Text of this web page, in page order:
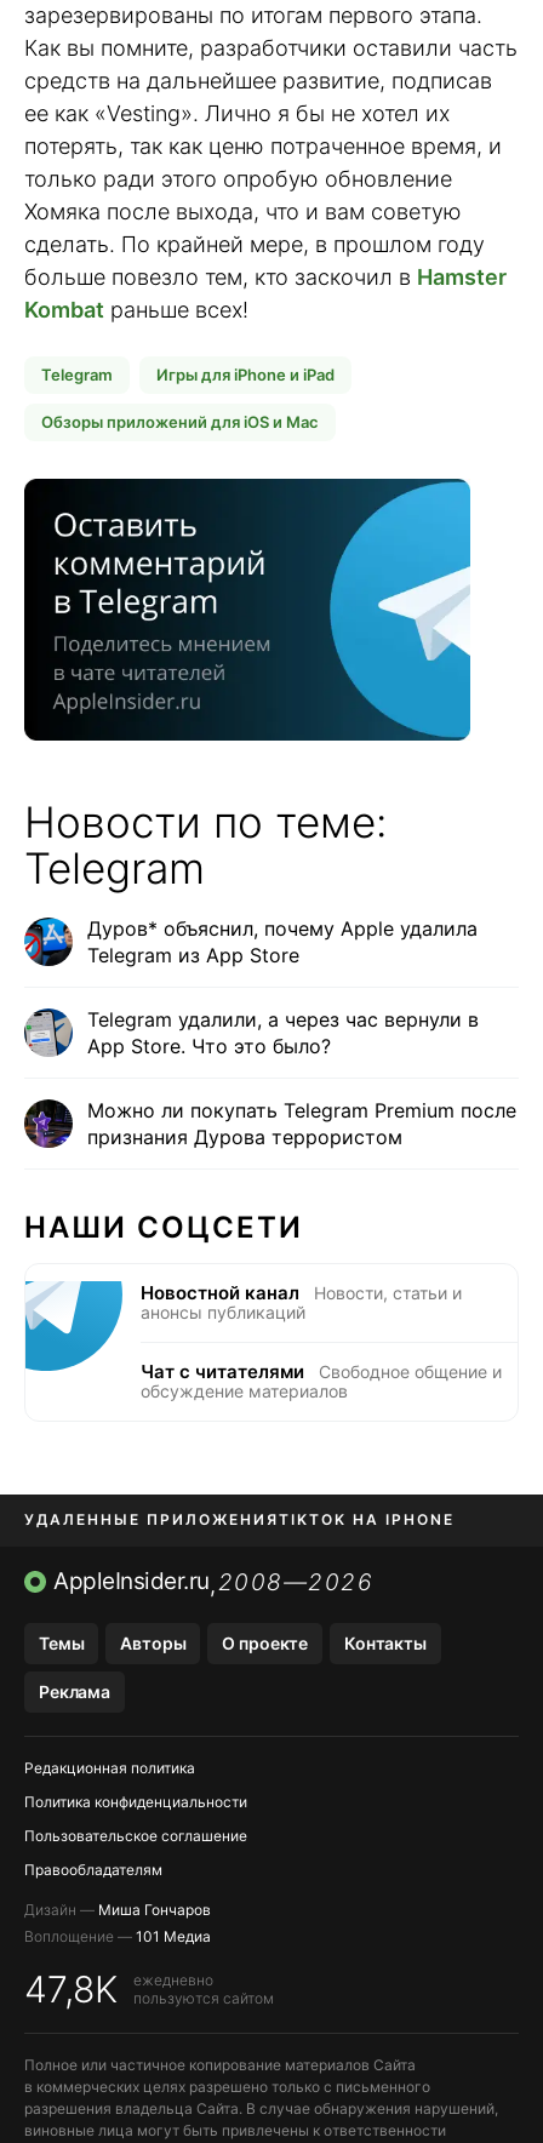
зарезервированы по итогам первого этапа.
Как вы помните, разработчики оставили часть
средств на дальнейшее развитие, подписав
ее как «Vesting». Лично я бы не хотел их
потерять, так как ценю потраченное время, и
только ради этого опробую обновление
Хомяка после выхода, что и вам советую
сделать. По крайней мере, в прошлом году
больше повезло тем, кто заскочил в Hamster
Kombat раньше всех!
Telegram Игры для iPhone и iPad
Обзоры приложений для iOS и Mac
Новости по теме:
Telegram
Дуров* объяснил, почему Apple удалила
Telegram из App Store
Telegram удалили, а через час вернули в
App Store. Что это было?
Можно ли покупать Telegram Premium после
признания Дурова террористом
НАШИ СОЦСЕТИ
Новостной канал
Новости, статьи и
анонсы публикаций
Чат с читателями
Свободное общение и
обсуждение материалов
УДАЛЕННЫЕ ПРИЛОЖЕНИЯTIKTOK НА IPHONE
ПРИЛОЖЕНИЯ БЕЗ APP STORE
AppleInsider.ru,2008—2026
Темы Авторы О проекте Контакты
Реклама
Редакционная политика
Политика конфиденциальности
Пользовательское соглашение
Правообладателям
Дизайн — Миша Гончаров
Воплощение — 101 Медиа
47,8K
ежедневно
пользуются сайтом
Полное или частичное копирование материалов Сайта
в коммерческих целях разрешено только с письменного
разрешения владельца Сайта. В случае обнаружения нарушений,
виновные лица могут быть привлечены к ответственности